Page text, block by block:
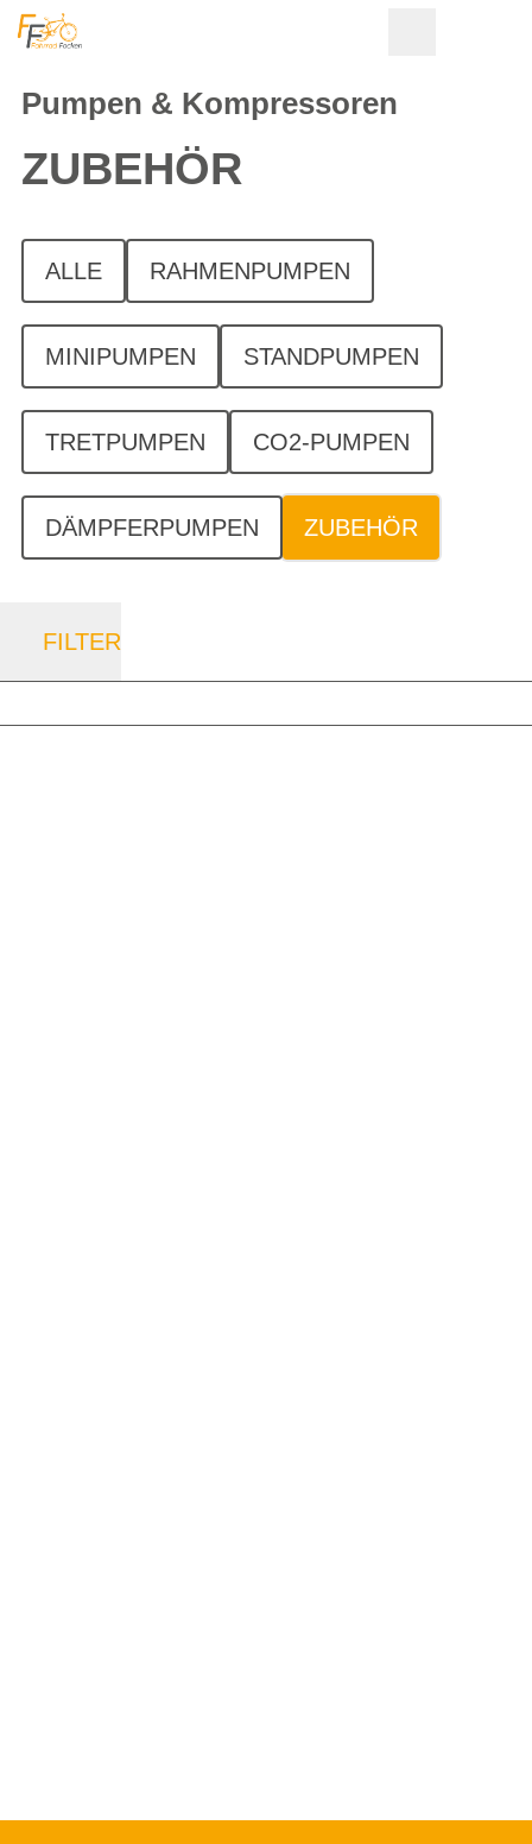
Pumpen & Kompressoren
ZUBEHÖR
ALLE RAHMENPUMPEN
MINIPUMPEN STANDPUMPEN
TRETPUMPEN CO2-PUMPEN
DÄMPFERPUMPEN ZUBEHÖR
FILTER